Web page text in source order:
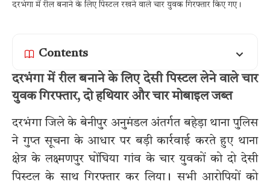
दरभंगा में रील बनाने के लिए पिस्टल रखने वाले चार युवक गिरफ्तार किए गए।
Contents
दरभंगा में रील बनाने के लिए देसी पिस्टल लेने वाले चार
युवक गिरफ्तार, दो हथियार और चार मोबाइल जब्त
दरभंगा जिले के बेनीपुर अनुमंडल अंतर्गत बहेड़ा थाना पुलिस
ने गुप्त सूचना के आधार पर बड़ी कार्रवाई करते हुए थाना
क्षेत्र के लक्ष्मणपुर घोंघिया गांव के चार युवकों को दो देसी
पिस्टल के साथ गिरफ्तार कर लिया। सभी आरोपियों को